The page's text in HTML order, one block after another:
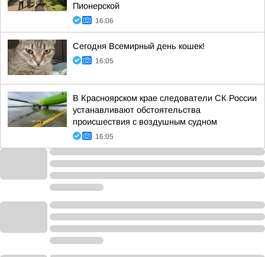
Пионерской
16:06
Сегодня Всемирный день кошек!
16:05
В Красноярском крае следователи СК России
устанавливают обстоятельства
происшествия с воздушным судном
16:05